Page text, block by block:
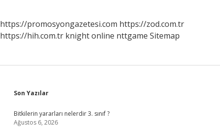
https://promosyongazetesi.com https://zod.com.tr
https://hih.com.tr knight online nttgame Sitemap
Sidebar
Son Yazılar
Bitkilerin yararları nelerdir 3. sınıf ?
Ağustos 6, 2026